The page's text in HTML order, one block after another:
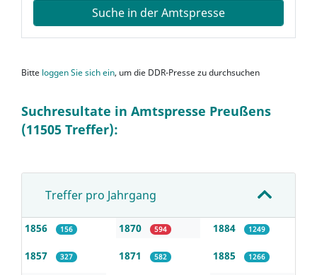
Suche in der Amtspresse
Bitte loggen Sie sich ein, um die DDR-Presse zu durchsuchen
Suchresultate in Amtspresse Preußens
(11505 Treffer):
Treffer pro Jahrgang
1856 156
1857 327
1870 594
1871 582
1884 1249
1885 1266